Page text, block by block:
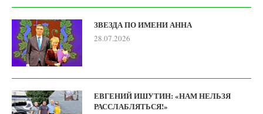
ЗВЕЗДА ПО ИМЕНИ АННА
28.07.2026
ЕВГЕНИЙ ИШУТИН: «НАМ НЕЛЬЗЯ
РАССЛАБЛЯТЬСЯ!»